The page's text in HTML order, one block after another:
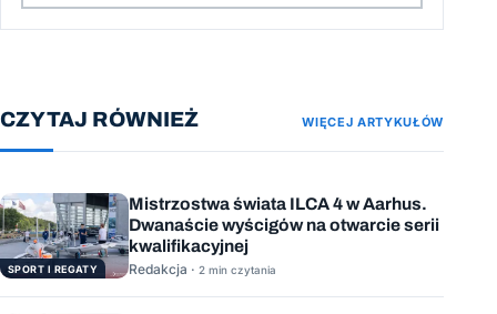
CZYTAJ RÓWNIEŻ WIĘCEJ ARTYKUŁÓW
SPORT I REGATY
Mistrzostwa świata ILCA 4 w Aarhus.
Dwanaście wyścigów na otwarcie serii
kwalifikacyjnej
Redakcja · 2 min czytania